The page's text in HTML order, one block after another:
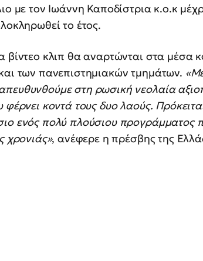
με τον Ιωάννη Καποδίστρια κ.ο.κ
το έτος.
βίντεο κλιπ θα αναρτώνται στα μέσα
των πανεπιστημιακών τμημάτων.
στη ρωσική νεολαία
φέρνει κοντά τους δυο λαούς.
ενός πολύ πλούσιου προγράμματος
χρονιάς», ανέφερε η πρέσβης της